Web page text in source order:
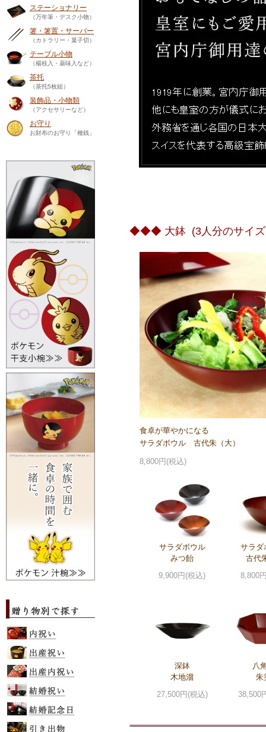
ステーショナリー
（万年筆・デスク小物）
箸・箸置・サーバー
（カトラリー・菓子切）
テーブル小物
（楊枝入・薬味入など）
茶托
（茶托5枚組）
装飾品・小物類
（アクセサリーなど）
お守り
お財布のお守り「種銭」
◆◆◆ 大鉢 (3人分のサイズ
食卓が華やかになる
サラダボウル 古代朱（大）
8,800円(税込)
サラダボウル
みつ飴
9,900円(税込)
サラダ
古代
8,800
深鉢
木地溜
27,500円(税込)
八
朱
38,500